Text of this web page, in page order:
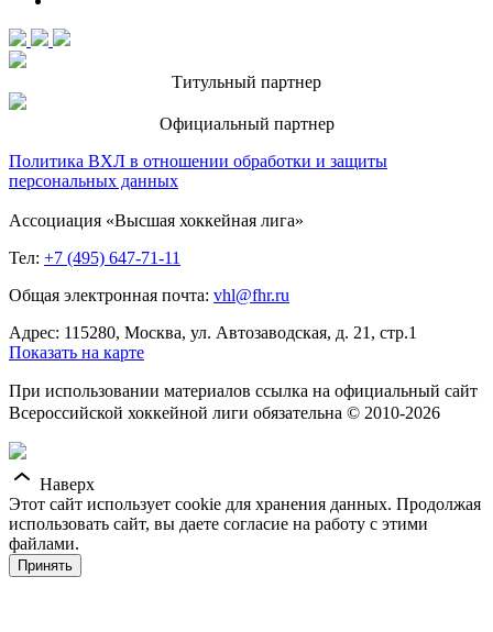
Титульный партнер
Официальный партнер
Политика ВХЛ в отношении обработки и защиты
персональных данных
Ассоциация «Высшая хоккейная лига»
Тел: +7 (495) 647-71-11
Общая электронная почта: vhl@fhr.ru
Адрес: 115280, Москва, ул. Автозаводская, д. 21, стр.1
Показать на карте
При использовании материалов ссылка на официальный сайт
Всероссийской хоккейной лиги обязательна © 2010-2026
Наверх
Этот сайт использует cookie для хранения данных. Продолжая
использовать сайт, вы даете согласие на работу с этими
файлами.
Принять